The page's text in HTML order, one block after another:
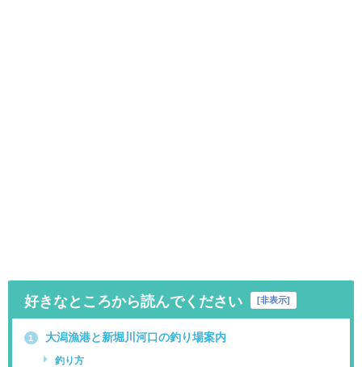
好きなところから読んでください [非表示]
1 大潟漁港と新堀川河口の釣り場案内
釣り方